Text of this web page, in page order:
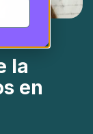
la
en